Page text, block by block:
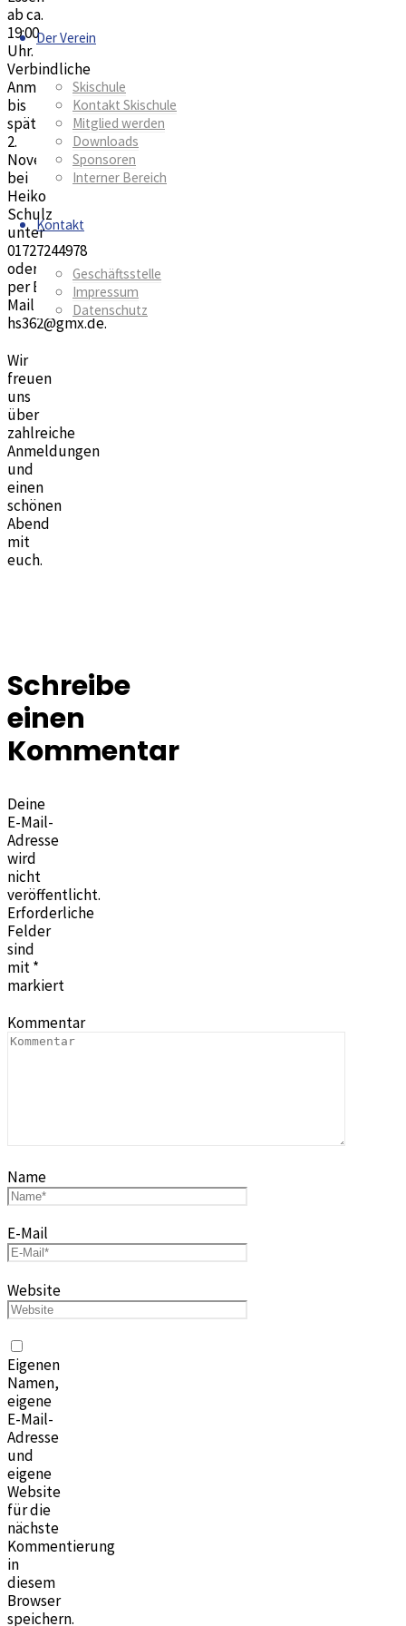
Der Verein
Skischule
Kontakt Skischule
Mitglied werden
Downloads
Sponsoren
Interner Bereich
Kontakt
Geschäftsstelle
Impressum
Datenschutz
ab ca.
19:00
Uhr.
Verbindliche
Anmeldung
bis
spätestens
2.
November
bei
Heiko
Schulz
unter
01727244978
oder
per E-
Mail an
hs362@gmx.de.
Wir
freuen
uns
über
zahlreiche
Anmeldungen
und
einen
schönen
Abend
mit
euch.
Schreibe
einen
Kommentar
Deine
E-Mail-
Adresse
wird
nicht
veröffentlicht.
Erforderliche
Felder
sind
mit*
markiert
Kommentar
Name
E-Mail
Website
Eigenen
Namen,
eigene
E-Mail-
Adresse
und
eigene
Website
für die
nächste
Kommentierung
in
diesem
Browser
speichern.